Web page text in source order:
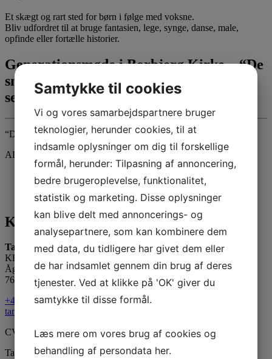
Et skægt og rart sted for børn i følge med voksne.
Bliv udfordret til at bruge fantasien, lege, synge, danse, male,
opfinde eller fortælle historier.
Generationsmøde i Borbjerg Kirke – “De
små synger med de grå” den 25.
september kl. 9.30
“De små synger med de grå” og Tante Andante i Borbjerg Kirke.
ALLE er velkomne til at komme og synge med.
Kontakt os
Tante Andante Hus
KFUM og KFUK i Lemvig
Ågade 5
7620 Lemvig
+45 20 16 24 11
tanteandante@kfum-kfuk.dk
CVR: 30771397
Tante Andantes hus
Samtykke til cookies
Vi og vores samarbejdspartnere bruger
teknologier, herunder cookies, til at
indsamle oplysninger om dig til forskellige
formål, herunder: Tilpasning af annoncering,
bedre brugeroplevelse, funktionalitet,
statistik og marketing. Disse oplysninger
kan blive delt med annoncerings- og
analysepartnere, som kan kombinere dem
med data, du tidligere har givet dem eller
de har indsamlet gennem din brug af deres
tjenester. Ved at klikke på 'OK' giver du
samtykke til disse formål.
Læs mere om vores brug af cookies og
behandling af persondata her.